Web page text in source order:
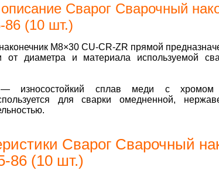
описание Сварог Сварочный
86 (10 шт.)
M8×30 CU-CR-ZR прямой
от диаметра и материала используемой
износостойкий сплав меди с
для сварки омедненной,
Сварог Сварочный
86 (10 шт.)